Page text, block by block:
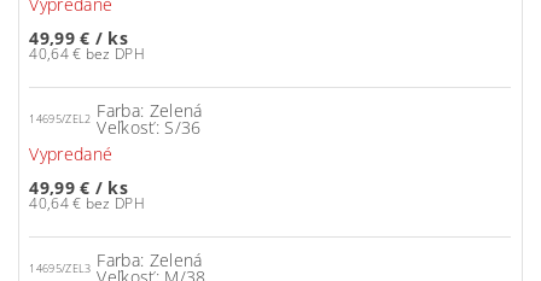
49,99 € / ks
40,64 € bez DPH
14695/ZEL2 Farba: Zelená
Veľkosť: S/36
Vypredané
49,99 € / ks
40,64 € bez DPH
14695/ZEL3 Farba: Zelená